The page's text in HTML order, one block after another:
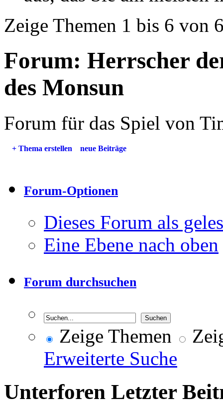
Zeige Themen 1 bis 6 von
Forum: Herrscher
des Monsun
Forum für das Spiel von
+ Thema erstellen neue Beiträge
Forum-Optionen
Dieses Forum als
Eine Ebene nach oben
Forum durchsuchen
Zeige Themen
Erweiterte Suche
Unterforen Letzter